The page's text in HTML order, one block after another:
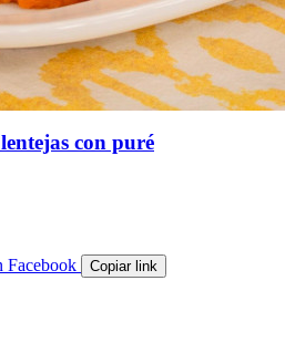
con puré
Facebook Copiar link